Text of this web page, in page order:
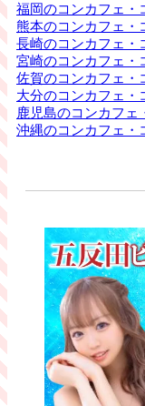
福岡のコンカフェ・
熊本のコンカフェ・
長崎のコンカフェ・
宮崎のコンカフェ・
佐賀のコンカフェ・
大分のコンカフェ・
鹿児島のコンカフェ
沖縄のコンカフェ・